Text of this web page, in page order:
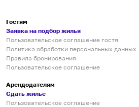
Гостям
Заявка на подбор жилья
Пользовательское соглашение гостя
Политика обработки персональных данных
Правила бронирования
Пользовательское соглашение
Арендодателям
Сдать жилье
Пользовательское соглашение